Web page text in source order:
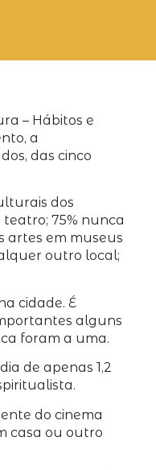
– Hábitos e
a
das cinco
dos
75% nunca
artes em museus
outro local;
cidade. É
alguns
foram a uma.
de apenas 1,2
do cinema
casa ou outro